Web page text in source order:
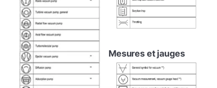
Mesures et jauges